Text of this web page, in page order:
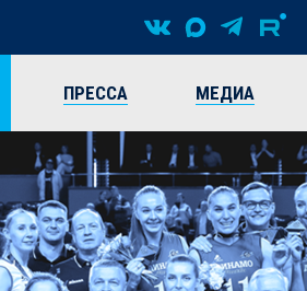
ПРЕССА МЕДИА